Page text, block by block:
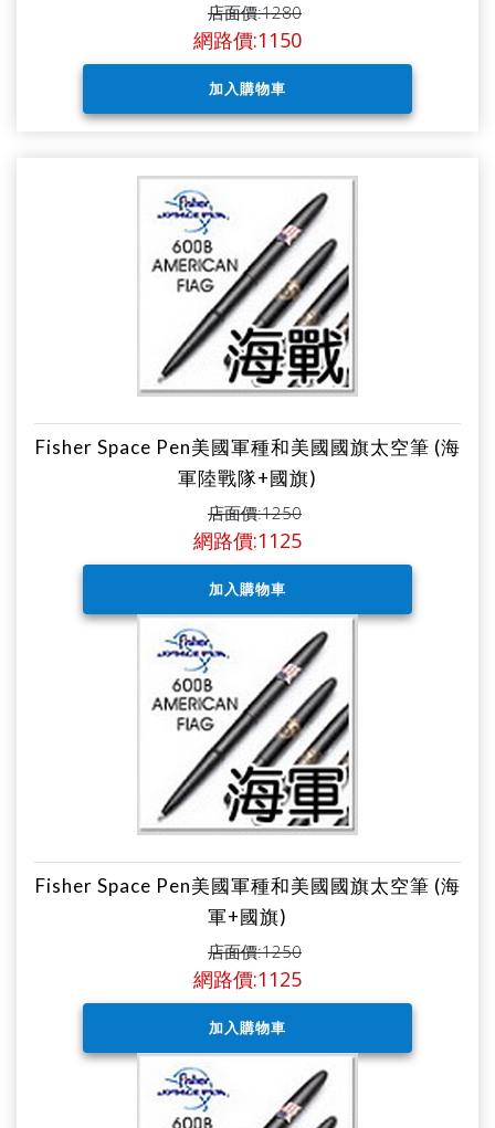
店面價:1280
網路價:1150
Fisher Space Pen美國軍種和美國國旗太空筆 (海
軍陸戰隊+國旗)
店面價:1250
網路價:1125
Fisher Space Pen美國軍種和美國國旗太空筆 (海
軍+國旗)
店面價:1250
網路價:1125